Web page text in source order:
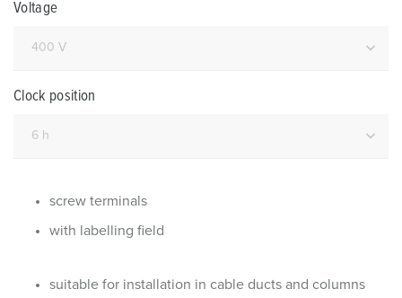
Voltage
Clock position
screw terminals
with labelling field
suitable for installation in cable ducts and columns